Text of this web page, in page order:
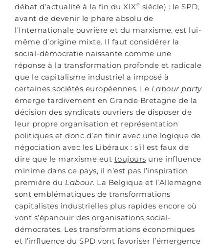
débat d’actualité à la fin du XIXe siècle) : le SPD,
avant de devenir le phare absolu de
l’Internationale ouvrière et du marxisme, est lui-
même d’origine mixte. Il faut considérer la
social-démocratie naissante comme une
réponse à la transformation profonde et radicale
que le capitalisme industriel a imposé à
certaines sociétés européennes. Le Labour party
émerge tardivement en Grande Bretagne de la
décision des syndicats ouvriers de disposer de
leur propre organisation et représentation
politiques et donc d’en finir avec une logique de
négociation avec les Libéraux : s’il est faux de
dire que le marxisme eut toujours une influence
minime dans ce pays, il n’est pas l’inspiration
première du Labour. La Belgique et l’Allemagne
sont emblématiques de transformations
capitalistes industrielles plus rapides encore où
vont s’épanouir des organisations social-
démocrates. Les transformations économiques
et l’influence du SPD vont favoriser l’émergence